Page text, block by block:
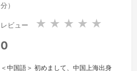
共
分）
レビュー ★ ★ ★ ★ ★
0
＜中国語＞ 初めまして、中国上海出身